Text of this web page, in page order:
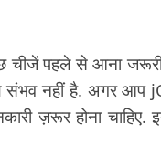
पहले से आना
नहीं है. अगर आप
ज़रूर होना